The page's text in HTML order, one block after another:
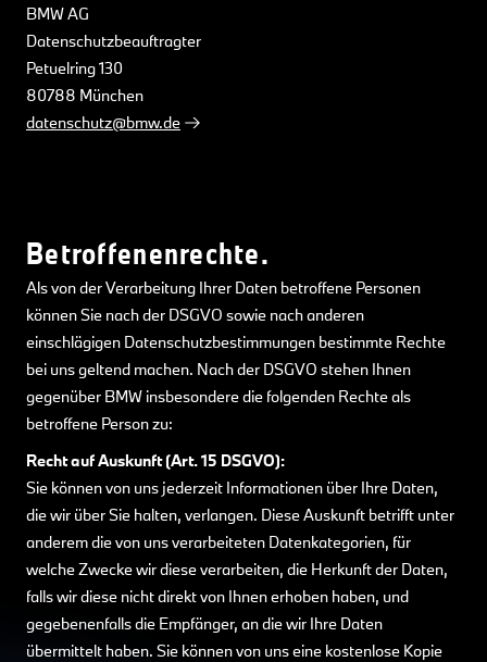
BMW AG
Datenschutzbeauftragter
Petuelring 130
80788 München
datenschutz@bmw.de
Betroffenenrechte.
Als von der Verarbeitung Ihrer Daten betroffene Personen
können Sie nach der DSGVO sowie nach anderen
einschlägigen Datenschutzbestimmungen bestimmte Rechte
bei uns geltend machen. Nach der DSGVO stehen Ihnen
gegenüber BMW insbesondere die folgenden Rechte als
betroffene Person zu:
Recht auf Auskunft (Art. 15 DSGVO):
Sie können von uns jederzeit Informationen über Ihre Daten,
die wir über Sie halten, verlangen. Diese Auskunft betrifft unter
anderem die von uns verarbeiteten Datenkategorien, für
welche Zwecke wir diese verarbeiten, die Herkunft der Daten,
falls wir diese nicht direkt von Ihnen erhoben haben, und
gegebenenfalls die Empfänger, an die wir Ihre Daten
übermittelt haben. Sie können von uns eine kostenlose Kopie